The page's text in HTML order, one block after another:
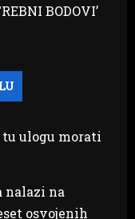
tu ulogu morati
nalazi na
osvojenih